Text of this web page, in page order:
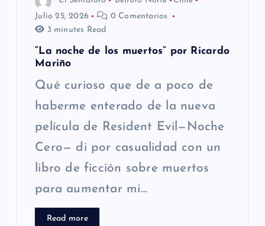
Julio 25, 2026
0 Comentarios
3 minutes Read
“La noche de los muertos” por Ricardo
Mariño
Qué curioso que de a poco de
haberme enterado de la nueva
película de Resident Evil—Noche
Cero— di por casualidad con un
libro de ficción sobre muertos
para aumentar mi…
Read more